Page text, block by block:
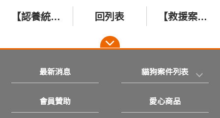
【認養統計】2023年5月份有6隻貓咪5隻狗狗透過協會找到幸福！恭喜你們！ 回列表 【救援案件】2023/07/02新竹凸眼小貓 抱抱
最新消息 貓狗案件列表
會員贊助 愛心商品